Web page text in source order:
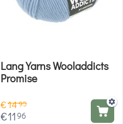
Lang Yarns Wooladdicts
Promise
€1495
€1196